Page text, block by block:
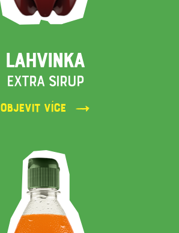
LAHVINKA
EXTRA SIRUP
Objevit více